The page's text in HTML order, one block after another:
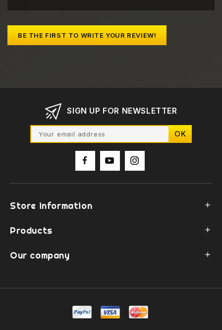
BE THE FIRST TO WRITE YOUR REVIEW!
SIGN UP FOR NEWSLETTER
Store information 
Products 
Our company 